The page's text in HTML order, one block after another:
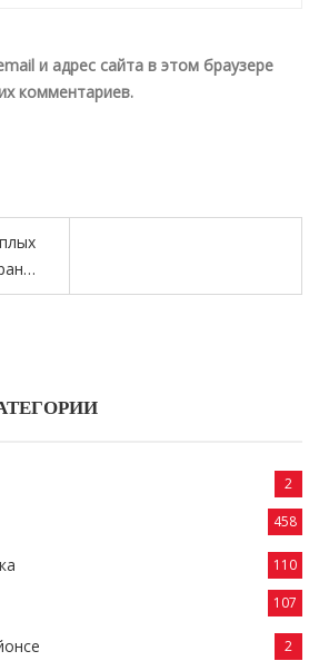
и адрес сайта в этом браузере
комментариев.
2
458
110
107
2